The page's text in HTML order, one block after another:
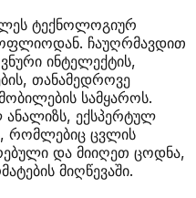
ტექნოლოგიურ
ჩაუღრმავდით
ინტელექტის,
თანამედროვე
სამყაროს.
ანალიზს, ექსპერტულ
რომლებიც ცვლის
და მიიღეთ ცოდნა,
მიღწევაში.